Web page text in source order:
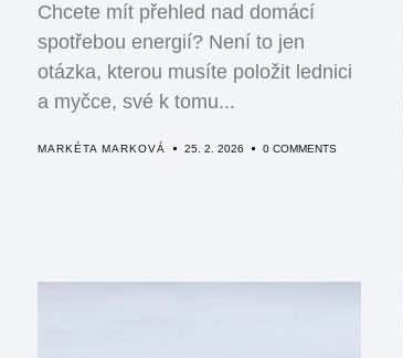
Chcete mít přehled nad domácí
spotřebou energií? Není to jen
otázka, kterou musíte položit lednici
a myčce, své k tomu...
MARKÉTA MARKOVÁ 25. 2. 2026 0 COMMENTS